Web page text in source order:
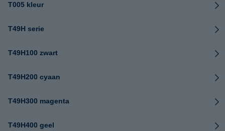
T005 kleur
T49H serie
T49H100 zwart
T49H200 cyaan
T49H300 magenta
T49H400 geel